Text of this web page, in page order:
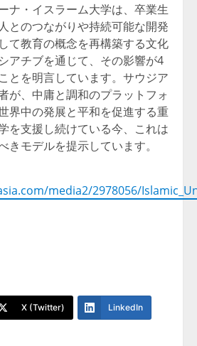
ナ・イスラーム大学は、卒業生
とのつながりや持続可能な開発
て教育の概念を再構築する文化
アチブを通じて、その影響が4
とを明言しています。サウジア
が、中庸と調和のプラットフォ
界中の発展と平和を促進する重
を支援し続けている今、これは
きモデルを提示しています。
media2/2978056/
X (Twitter) LinkedIn